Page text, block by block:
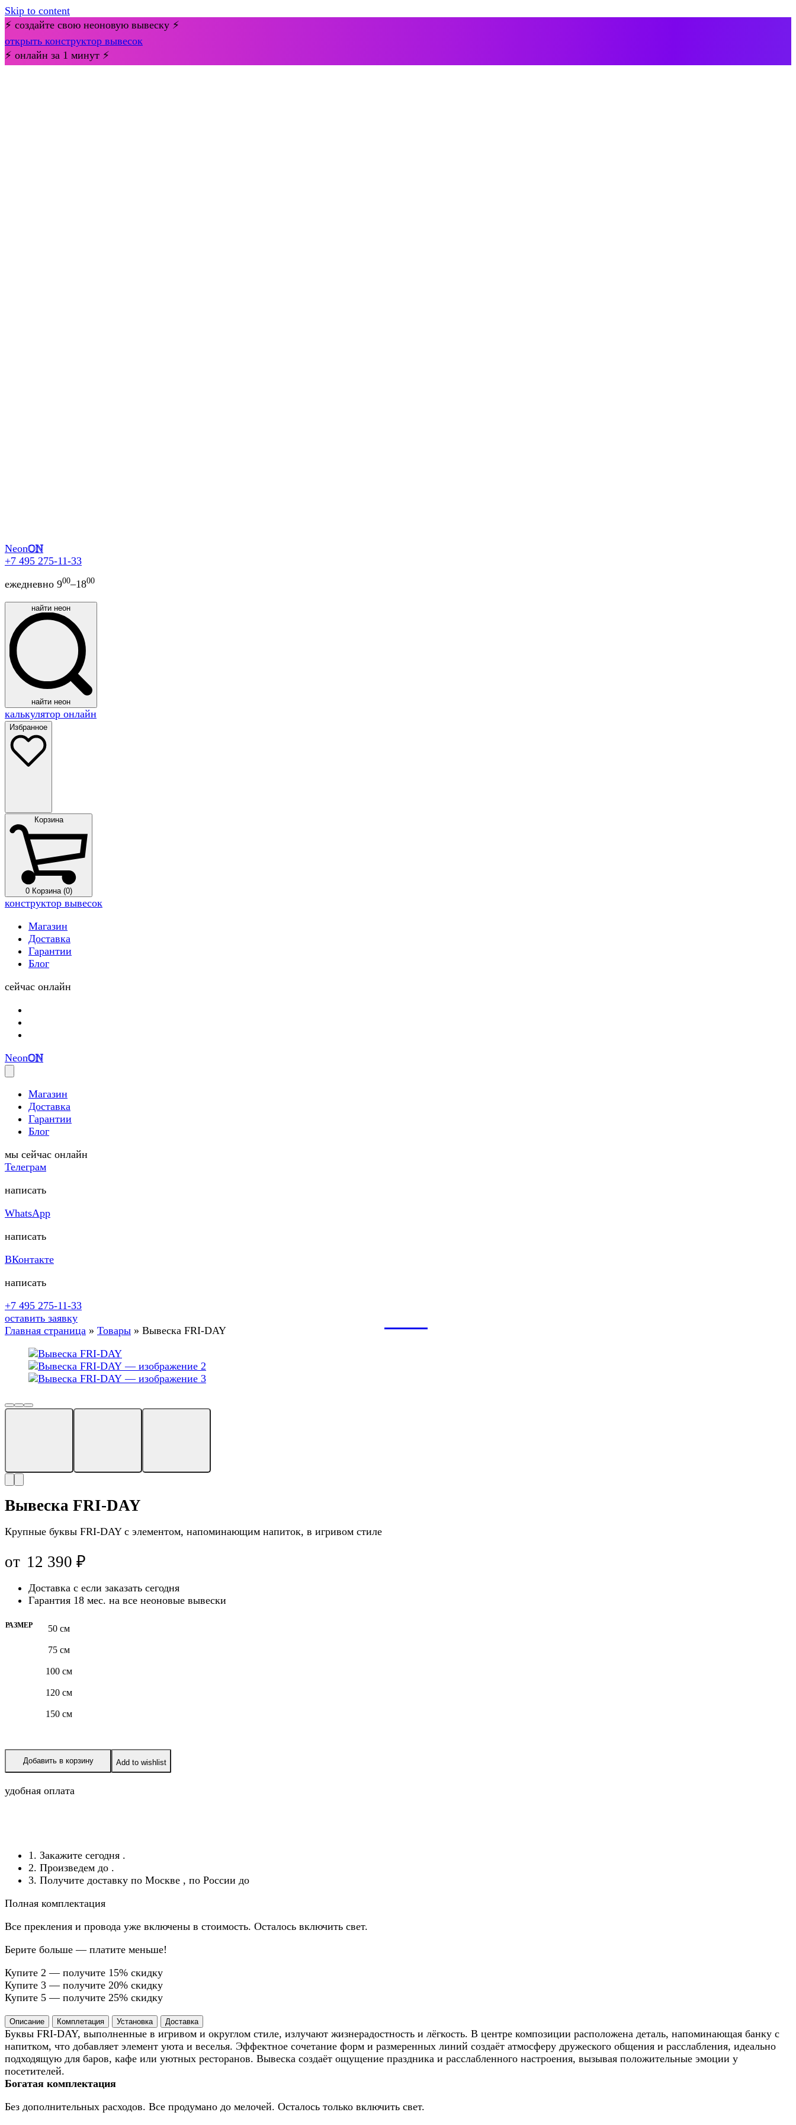
Skip to content
⚡ создайте свою неоновую вывеску ⚡
открыть конструктор вывесок
⚡ онлайн за 1 минут ⚡
NeonON
+7 495 275-11-33
ежедневно 900–1800
найти неон
найти неон
калькулятор онлайн
Избранное
Корзина
0 Корзина (0)
конструктор вывесок
Магазин
Доставка
Гарантии
Блог
сейчас онлайн
NeonON
Магазин
Доставка
Гарантии
Блог
мы сейчас онлайн
Телеграм
написать
WhatsApp
написать
ВКонтакте
написать
+7 495 275-11-33
оставить заявку
Главная страница » Товары » Вывеска FRI-DAY
Вывеска FRI-DAY
Крупные буквы FRI-DAY с элементом, напоминающим напиток, в игривом стиле
от 12 390 ₽
Доставка с если заказать сегодня
Гарантия 18 мес. на все неоновые вывески
РАЗМЕР 50 см
75 см
100 см
120 см
150 см
Добавить в корзину Add to wishlist
удобная оплата
1. Закажите сегодня .
2. Произведем до .
3. Получите доставку по Москве , по России до
Полная комплектация
Все прекления и провода уже включены в стоимость. Осталось включить свет.
Берите больше — платите меньше!
Купите 2 — получите 15% скидку
Купите 3 — получите 20% скидку
Купите 5 — получите 25% скидку
Описание Комплетация Установка Доставка
Буквы FRI-DAY, выполненные в игривом и округлом стиле, излучают жизнерадостность и лёгкость. В центре композиции расположена деталь, напоминающая банку с
напитком, что добавляет элемент уюта и веселья. Эффектное сочетание форм и размеренных линий создаёт атмосферу дружеского общения и расслабления, идеально
подходящую для баров, кафе или уютных ресторанов. Вывеска создаёт ощущение праздника и расслабленного настроения, вызывая положительные эмоции у
посетителей.
Богатая комплектация
Без дополнительных расходов. Все продумано до мелочей. Осталось только включить свет.